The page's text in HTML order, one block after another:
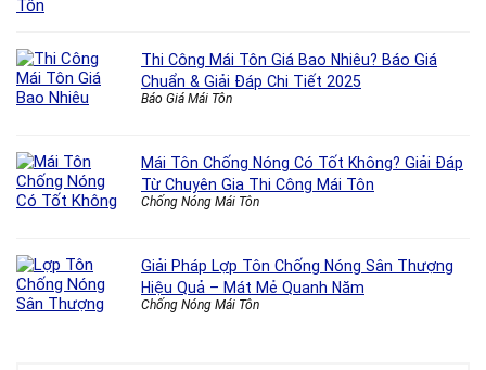
Thi Công Mái Tôn Giá Bao Nhiêu? Báo Giá
Chuẩn & Giải Đáp Chi Tiết 2025
Báo Giá Mái Tôn
Mái Tôn Chống Nóng Có Tốt Không? Giải Đáp
Từ Chuyên Gia Thi Công Mái Tôn
Chống Nóng Mái Tôn
Giải Pháp Lợp Tôn Chống Nóng Sân Thượng
Hiệu Quả – Mát Mẻ Quanh Năm
Chống Nóng Mái Tôn